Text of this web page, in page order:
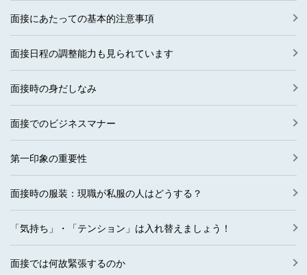
面接にあたっての基本的注意事項
面接日程の調整能力も見られています
面接時の身だしなみ
面接でのビジネスマナー
第一印象の重要性
面接時の服装：現職が私服の人はどうする？
「気持ち」・「テンション」は入れ替えましょう！
面接では何故緊張するのか